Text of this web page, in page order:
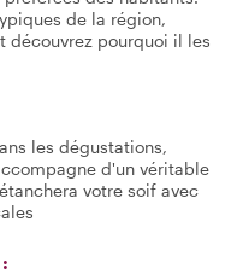
de la région,
découvrez pourquoi il les
les dégustations,
d'un véritable
votre soif avec